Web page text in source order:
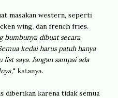
masakan western, seperti
wing, dan french fries.
bumbunya dibuat secara
kedai harus patuh hanya
saya. Jangan sampai ada
" katanya.
diberikan karena tidak semua